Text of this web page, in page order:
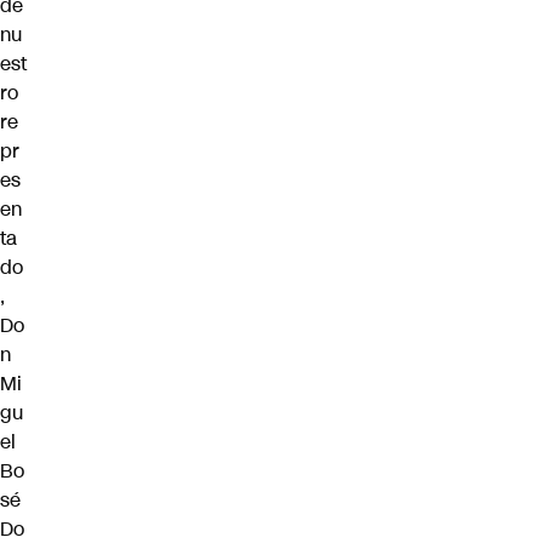
nu
est
ro
re
pr
es
en
ta
do
,
Do
n
Mi
gu
el
Bo
sé
Do